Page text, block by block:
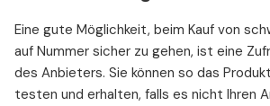
Eine gute Möglichkeit, beim Kauf von
auf Nummer sicher zu gehen, ist eine
des Anbieters. Sie können so das
testen und erhalten, falls es nicht Ihren